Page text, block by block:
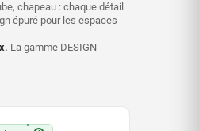
chapeau : chaque détail
épuré pour les espaces
La gamme DESIGN
*